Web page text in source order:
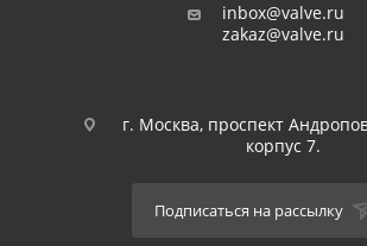
inbox@valve.ru
zakaz@valve.ru
г. Москва, проспект
корпус 7.
Подписаться на рассылку